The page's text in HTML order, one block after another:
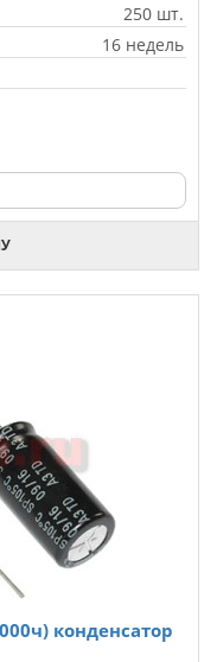
250 шт.
16 недель
конденсатор